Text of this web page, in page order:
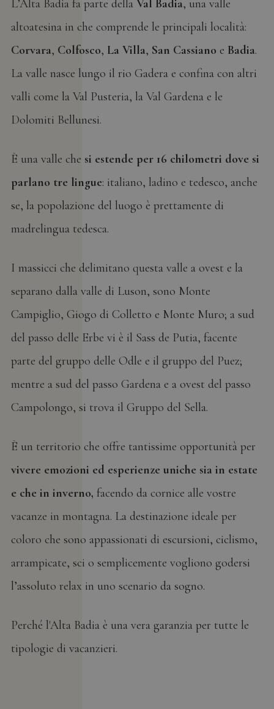
L’Alta Badia fa parte della Val Badia, una valle
altoatesina in che comprende le principali località:
Corvara, Colfosco, La Villa, San Cassiano e Badia.
La valle nasce lungo il rio Gadera e confina con altri
valli come la Val Pusteria, la Val Gardena e le
Dolomiti Bellunesi.
È una valle che si estende per 16 chilometri dove si
parlano tre lingue: italiano, ladino e tedesco, anche
se, la popolazione del luogo è prettamente di
madrelingua tedesca.
I massicci che delimitano questa valle a ovest e la
separano dalla valle di Luson, sono Monte
Campiglio, Giogo di Colletto e Monte Muro; a sud
del passo delle Erbe vi è il Sass de Putia, facente
parte del gruppo delle Odle e il gruppo del Puez;
mentre a sud del passo Gardena e a ovest del passo
Campolongo, si trova il Gruppo del Sella.
È un territorio che offre tantissime opportunità per
vivere emozioni ed esperienze uniche sia in estate
e che in inverno, facendo da cornice alle vostre
vacanze in montagna. La destinazione ideale per
coloro che sono appassionati di escursioni, ciclismo,
arrampicate, sci o semplicemente vogliono godersi
l’assoluto relax in uno scenario da sogno.
Perché l'Alta Badia è una vera garanzia per tutte le
tipologie di vacanzieri.